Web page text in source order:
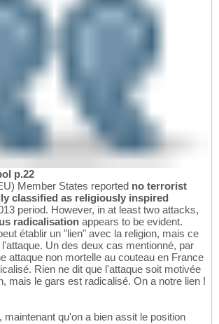
p.22
Member States reported no terrorist
classified as religiously inspired
period. However, in at least two attacks,
radicalisation appears to be evident.
établir un "lien" avec la religion, mais ce
Un des deux cas mentionné, par
attaque non mortelle au couteau en France
Rien ne dit que l'attaque soit motivée
mais le gars est radicalisé. On a notre lien !
qu'on a bien assit le position